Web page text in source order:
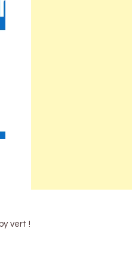
vert !